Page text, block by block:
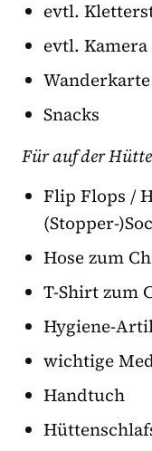
evtl.
evtl. Kamera
Wanderkarte
Snacks
Für auf der Hütte
Flip Flops /
(Stopper-
Hose zum
T-Shirt zum
Hygiene-
wichtige
Handtuch